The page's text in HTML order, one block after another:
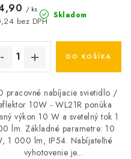
u
k
t
o
v
Skladom
bez DPH
/ ks
DO KOŠÍKA
pracovné nabíjacie svietidlo /
10W - WL21R ponúka
výkon 10 W a svetelný tok 1
lm. Základné parametre: 10
1 000 lm, IP54. Nabíjateľné
vyhotovenie je...